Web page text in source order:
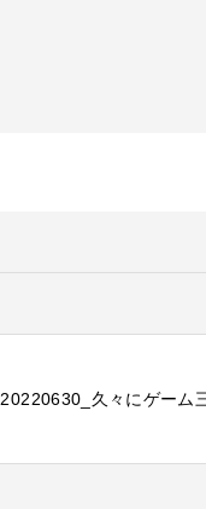
20220630_久々にゲーム